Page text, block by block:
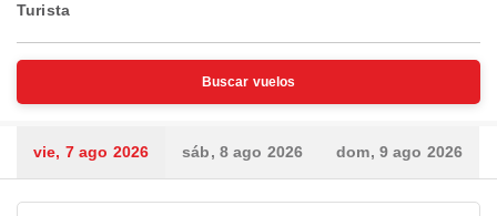
Turista
Buscar vuelos
vie, 7 ago 2026 sáb, 8 ago 2026 dom, 9 ago 2026